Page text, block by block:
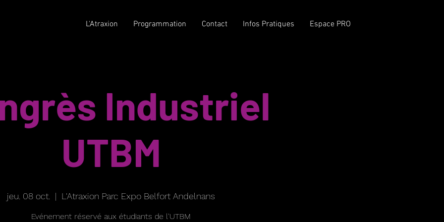
L'Atraxion Programmation Contact Infos Pratiques Espace PRO
Industriel
UTBM
jeu. 08 oct.
  |
L'Atraxion Parc Expo Belfort Andelnans
Evénement réservé aux étudiants de l'UTBM